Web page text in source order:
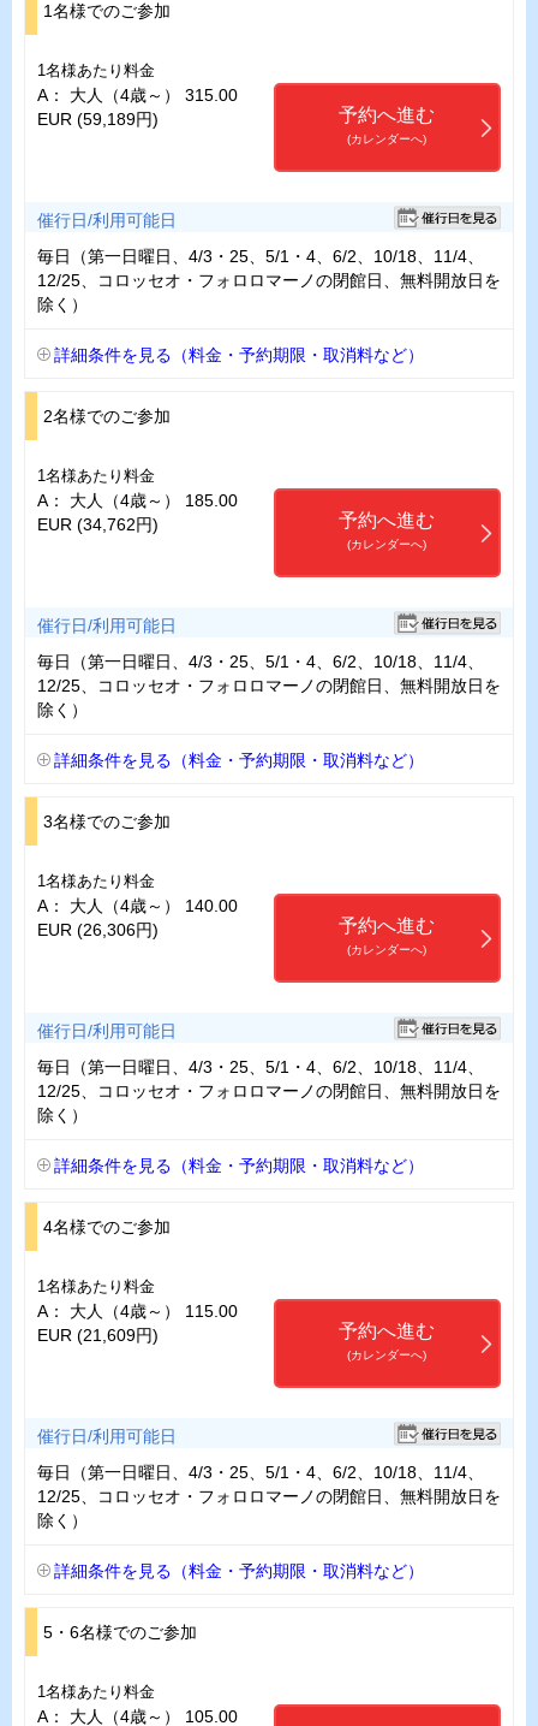
1名様でのご参加
1名様あたり料金
A： 大人（4歳～） 315.00
EUR (59,189円)
予約へ進む
(カレンダーへ)
催行日/利用可能日
毎日（第一日曜日、4/3・25、5/1・4、6/2、10/18、11/4、
12/25、コロッセオ・フォロロマーノの閉館日、無料開放日を
除く）
詳細条件を見る（料金・予約期限・取消料など）
2名様でのご参加
1名様あたり料金
A： 大人（4歳～） 185.00
EUR (34,762円)
予約へ進む
(カレンダーへ)
催行日/利用可能日
毎日（第一日曜日、4/3・25、5/1・4、6/2、10/18、11/4、
12/25、コロッセオ・フォロロマーノの閉館日、無料開放日を
除く）
詳細条件を見る（料金・予約期限・取消料など）
3名様でのご参加
1名様あたり料金
A： 大人（4歳～） 140.00
EUR (26,306円)
予約へ進む
(カレンダーへ)
催行日/利用可能日
毎日（第一日曜日、4/3・25、5/1・4、6/2、10/18、11/4、
12/25、コロッセオ・フォロロマーノの閉館日、無料開放日を
除く）
詳細条件を見る（料金・予約期限・取消料など）
4名様でのご参加
1名様あたり料金
A： 大人（4歳～） 115.00
EUR (21,609円)
予約へ進む
(カレンダーへ)
催行日/利用可能日
毎日（第一日曜日、4/3・25、5/1・4、6/2、10/18、11/4、
12/25、コロッセオ・フォロロマーノの閉館日、無料開放日を
除く）
詳細条件を見る（料金・予約期限・取消料など）
5・6名様でのご参加
1名様あたり料金
A： 大人（4歳～） 105.00